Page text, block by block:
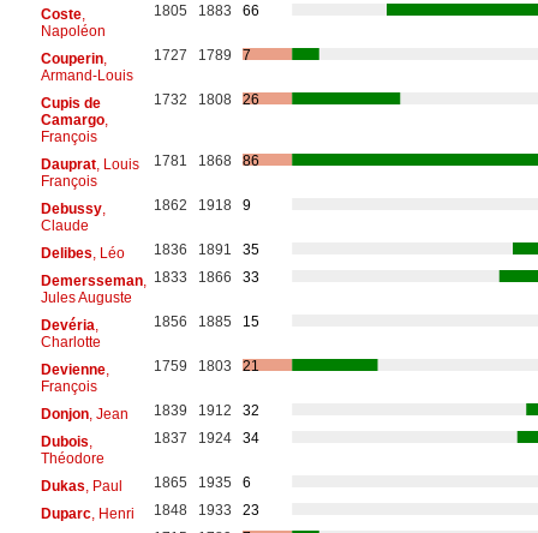
Coste,
Napoléon
1805 1883 66
Couperin,
Armand-Louis
1727 1789 7
Cupis de
Camargo,
François
1732 1808 26
Dauprat, Louis
François
1781 1868 86
Debussy,
Claude
1862 1918 9
Delibes , Léo 1836 1891
35
Demersseman,
Jules Auguste
1833 1866 33
Devéria
Charlotte
1856 1885 15
Devienne,
François
1759 1803 21
Donjon, Jean 1839 1912
32
Dubois
Théodore
1837 1924 34
Dukas , Paul 1865 1935
6
Duparc, Henri 1848 1933
23